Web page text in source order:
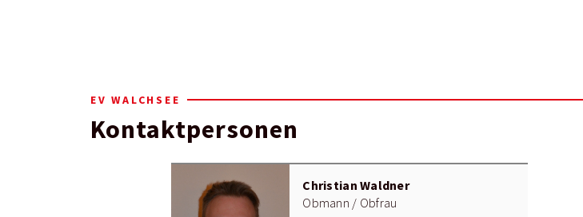
EV WALCHSEE
Kontaktpersonen
Christian Waldner
Obmann / Obfrau